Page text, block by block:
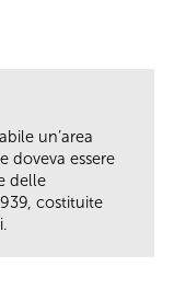
un’area
doveva essere
delle
costituite